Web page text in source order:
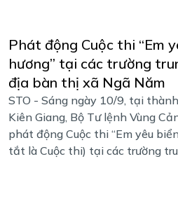
Phát động Cuộc thi “Em
hương” tại các trường
địa bàn thị xã Ngã Năm
STO - Sáng ngày 10/9, tại
Kiên Giang, Bộ Tư lệnh Vùng
phát động Cuộc thi “Em yêu
tắt là Cuộc thi) tại các trường